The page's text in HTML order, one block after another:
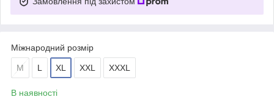
Міжнародний розмір
M L XL XXL XXXL
В наявності